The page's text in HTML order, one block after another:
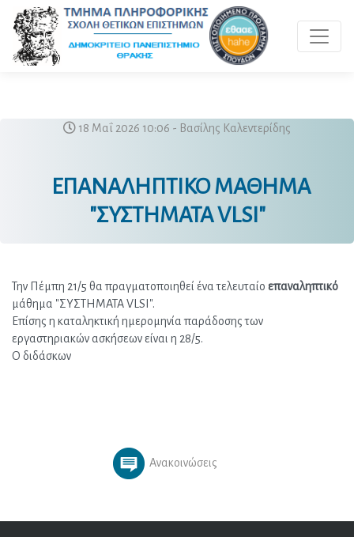
18 Μαΐ 2026 10:06 - Βασίλης Καλεντερίδης
ΕΠΑΝΑΛΗΠΤΙΚΟ ΜΑΘΗΜΑ
"ΣΥΣΤΗΜΑΤΑ VLSI"
Την Πέμπη 21/5 θα πραγματοποιηθεί ένα τελευταίο επαναληπτικό
μάθημα "ΣΥΣΤΗΜΑΤΑ VLSI".
Επίσης η καταληκτική ημερομηνία παράδοσης των
εργαστηριακών ασκήσεων είναι η 28/5.
Ο διδάσκων
Ανακοινώσεις